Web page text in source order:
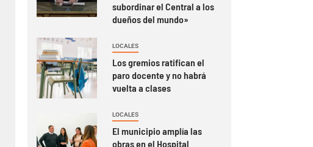
subordinar el Central a los
dueños del mundo»
LOCALES
Los gremios ratifican el
paro docente y no habrá
vuelta a clases
LOCALES
El municipio amplía las
obras en el Hospital